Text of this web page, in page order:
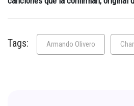
Tags: Armando Olivero